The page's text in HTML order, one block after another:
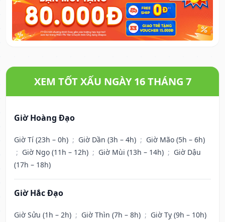
XEM TỐT XẤU NGÀY 16 THÁNG 7
Giờ Hoàng Đạo
Giờ Tí (23h – 0h) ; Giờ Dần (3h – 4h) ; Giờ Mão (5h – 6h)
; Giờ Ngọ (11h – 12h) ; Giờ Mùi (13h – 14h) ; Giờ Dậu
(17h – 18h)
Giờ Hắc Đạo
Giờ Sửu (1h – 2h) ; Giờ Thìn (7h – 8h) ; Giờ Tỵ (9h – 10h)